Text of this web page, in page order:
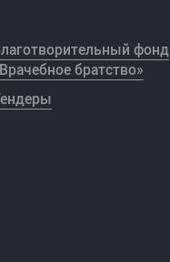
фонд
братство»